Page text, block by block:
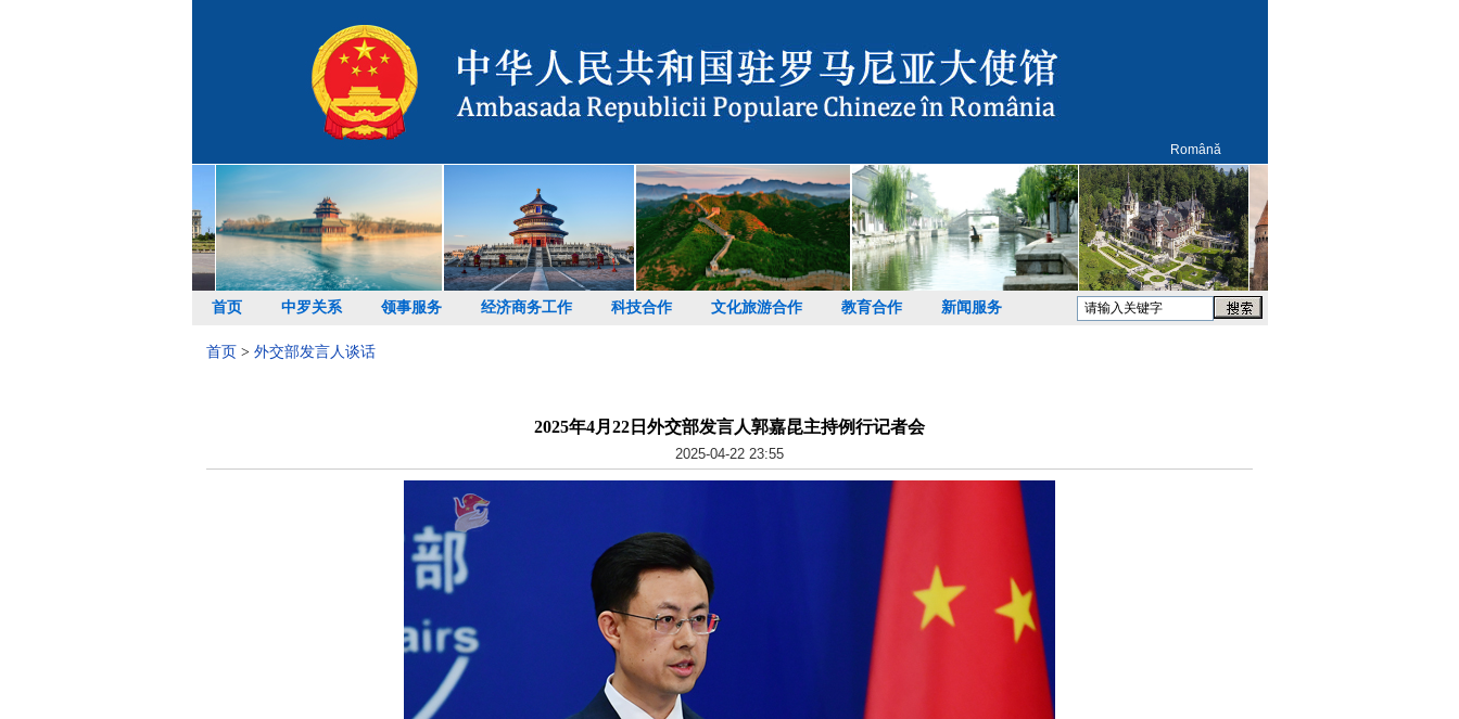
Română
首页 中罗关系 领事服务 经济商务工作 科技合作 文化旅游合作 教育合作 新闻服务
首页 > 外交部发言人谈话
2025年4月22日外交部发言人郭嘉昆主持例行记者会
2025-04-22 23:55